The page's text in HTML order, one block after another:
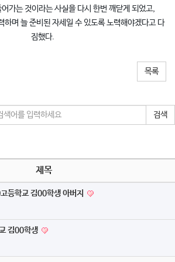
가는 것이라는 사실을 다시 한번 깨닫게 되었고,
하며 늘 준비된 자세일 수 있도록 노력해야겠다고 다
짐했다.​
목록
검색
제목
등학교 김00학생 아버지
김00학생